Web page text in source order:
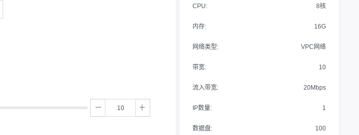
CPU: 8核
内存: 16G
网络类型: VPC网络
带宽: 10
流入带宽: 20Mbps
IP数量: 1
数据盘: 100